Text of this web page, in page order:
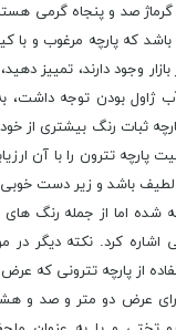
صد و پنجاه گرمی
که پارچه مرغوب و با
وجود دارند، تمییز
ژاول بودن توجه داشت،
ثبات رنگ بیشتری از
پارچه تترون را با آن
لطیف باشد و زیر دست خوبی
شده اما از جمله رنگ
کرد. نکته دیگر در
از پارچه تترونی که
عرض دو متر و صد و